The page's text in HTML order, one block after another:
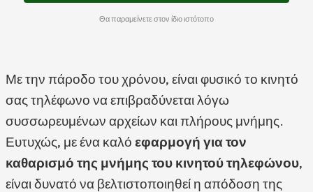
Θα παραμείνετε στον ίδιο ιστότοπο
Με την πάροδο του χρόνου, είναι φυσικό το κινητό
σας τηλέφωνο να επιβραδύνεται λόγω
συσσωρευμένων αρχείων και πλήρους μνήμης.
Ευτυχώς, με ένα καλό εφαρμογή για τον
καθαρισμό της μνήμης του κινητού τηλεφώνου,
είναι δυνατό να βελτιστοποιηθεί η απόδοση της